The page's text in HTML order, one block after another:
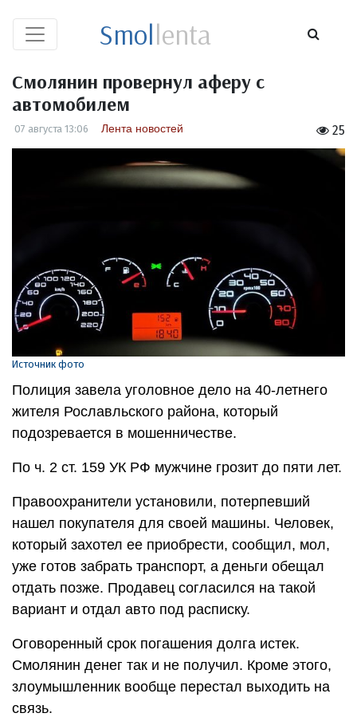
Smollenta
Смолянин провернул аферу с
автомобилем
25
07 августа 13:06 Лента новостей
Источник фото
Полиция завела уголовное дело на 40-летнего
жителя Рославльского района, который
подозревается в мошенничестве.
По ч. 2 ст. 159 УК РФ мужчине грозит до пяти лет.
Правоохранители установили, потерпевший
нашел покупателя для своей машины. Человек,
который захотел ее приобрести, сообщил, мол,
уже готов забрать транспорт, а деньги обещал
отдать позже. Продавец согласился на такой
вариант и отдал авто под расписку.
Оговоренный срок погашения долга истек.
Смолянин денег так и не получил. Кроме этого,
злоумышленник вообще перестал выходить на
связь.